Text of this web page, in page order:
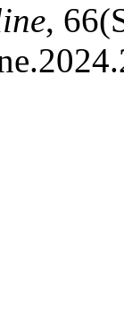
,